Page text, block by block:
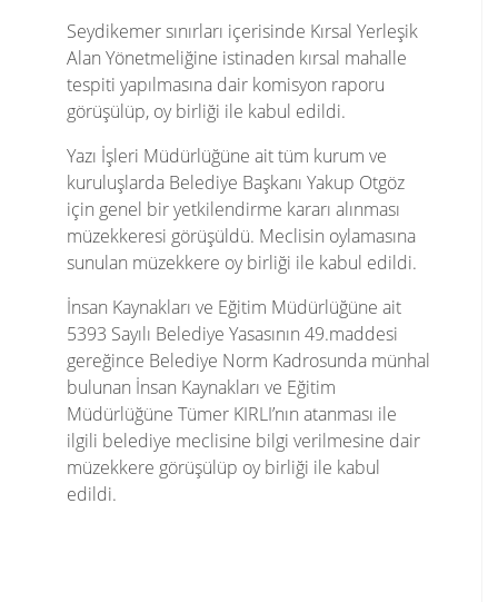
Seydikemer sınırları içerisinde Kırsal Yerleşik
Alan Yönetmeliğine istinaden kırsal mahalle
tespiti yapılmasına dair komisyon raporu
görüşülüp, oy birliği ile kabul edildi.
Yazı İşleri Müdürlüğüne ait tüm kurum ve
kuruluşlarda Belediye Başkanı Yakup Otgöz
için genel bir yetkilendirme kararı alınması
müzekkeresi görüşüldü. Meclisin oylamasına
sunulan müzekkere oy birliği ile kabul edildi.
İnsan Kaynakları ve Eğitim Müdürlüğüne ait
5393 Sayılı Belediye Yasasının 49.maddesi
gereğince Belediye Norm Kadrosunda münhal
bulunan İnsan Kaynakları ve Eğitim
Müdürlüğüne Tümer KIRLI’nın atanması ile
ilgili belediye meclisine bilgi verilmesine dair
müzekkere görüşülüp oy birliği ile kabul
edildi.